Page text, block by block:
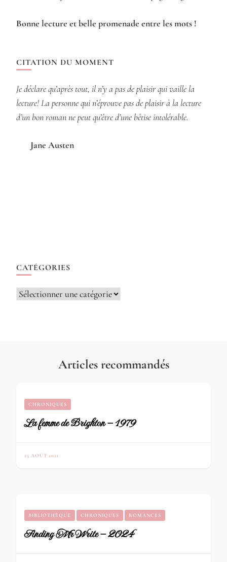
Bonne lecture et belle promenade entre les mots !
CITATION DU MOMENT
Je déclare qu’après tout, il n’y a pas de plaisir qui vaille la
lecture! La personne qui n’éprouve pas de plaisir à la lecture
d’un bon roman ne peut qu’être d’une bêtise intolérable.
Jane Austen
CATÉGORIES
Catégories
Articles recommandés
CHRONIQUES
La femme de Brighton – 1979
23 AOÛT 2021
BIBLIOTHÈQUE CHRONIQUES ROMANCES
Finding Mr Write – 2024